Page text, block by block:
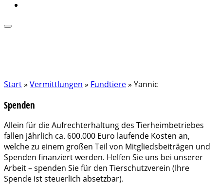
Start» Vermittlungen » Fundtiere» Yannic
Spenden
Allein für die Aufrechterhaltung des Tierheimbetriebes
fallen jährlich ca. 600.000 Euro laufende Kosten an,
welche zu einem großen Teil von Mitgliedsbeiträgen und
Spenden finanziert werden. Helfen Sie uns bei unserer
Arbeit – spenden Sie für den Tierschutzverein (Ihre
Spende ist steuerlich absetzbar).